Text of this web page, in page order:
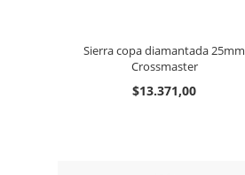
Sierra copa diamantada 25mm
Crossmaster
$13.371,00